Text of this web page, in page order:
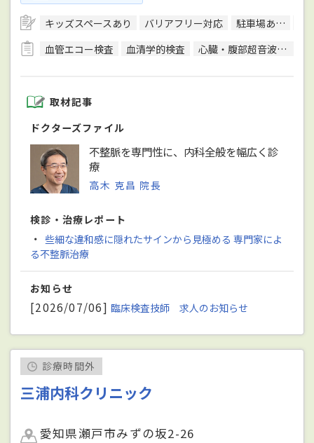
キッズスペースあり バリアフリー対応 駐車場あり
血管エコー検査
血清学的検査 心臓・腹部超音波検査
取材記事
ドクターズファイル
不整脈を専門性に、内科全般を幅広く診
療
高木 克昌 院長
検診・治療レポート
・ 些細な違和感に隠れたサインから見極める 専門家によ
る不整脈治療
お知らせ
[2026/07/06]臨床検査技師 求人のお知らせ
診療時間外
三浦内科クリニック
愛知県瀬戸市みずの坂2-26